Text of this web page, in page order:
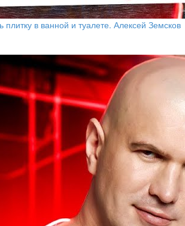
плитку в ванной и туалете. Алексей Земсков